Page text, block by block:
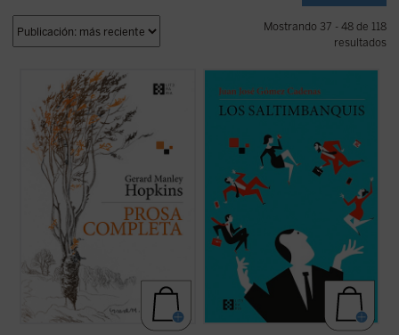
Mostrando 37 - 48 de 118
resultados
Se publica por primera vez en castellano,
de la mano del filólogo, escritor y traductor
Gabriel Insausti la obra completa en prosa
--a excepción de algún texto menor-- del
poeta inglés Gerard Manley Hopkins (1844-
1889). Ejemplo claro del ...(ver ficha)
de despachos de acero y metacrilato,
cámaras ocultas, selectos restaurantes y
exclusivos clubs deportivos, con
cada palabra tiene un precio. Los límites de
(ver ficha)